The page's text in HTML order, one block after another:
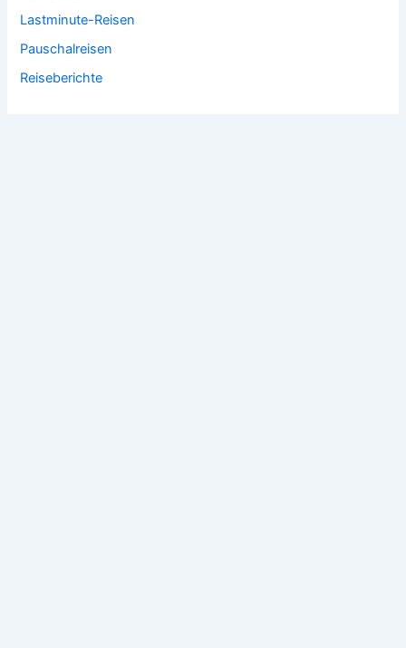
Lastminute-Reisen
Pauschalreisen
Reiseberichte